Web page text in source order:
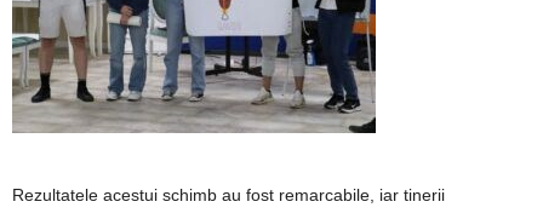
Rezultatele acestui schimb au fost remarcabile, iar tinerii